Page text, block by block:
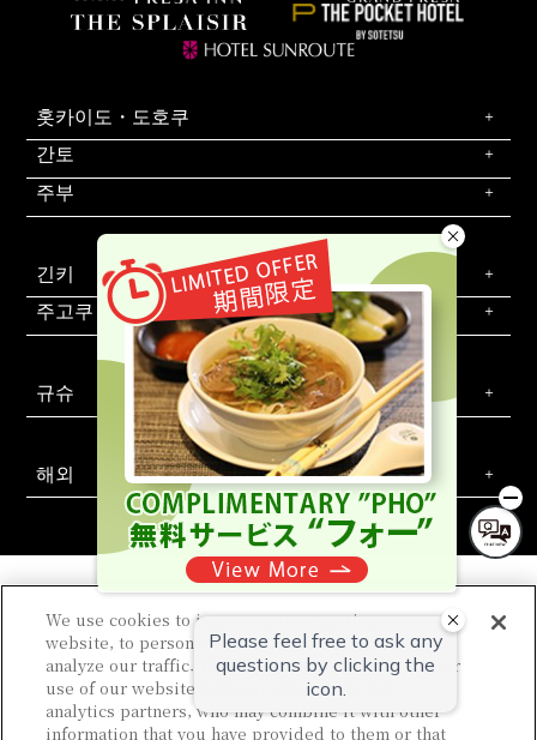
홋카이도・도호쿠
간토
주부
긴키
주고쿠・시코쿠
규슈
해외
소테츠 호텔즈 공식 SNS
문의는 이쪽 회사 개요 신규 호텔 개발 제안
칼럼
WEB 이용 규약
사이트 정책
개인정보 보호정책
고객 괴롭힘에 대한 기본 정책
사이트 맵
채용 정보
We use cookies to improve your experience on our
website, to personalize content and ads, and to
analyze our traffic. We share information about your
use of our website with our advertising and
analytics partners, who may combine it with other
information that you have provided to them or that